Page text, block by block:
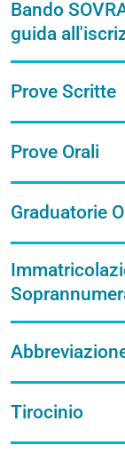
Bando
guida
Prove Scritte
Prove Orali
Graduatorie
Tirocinio